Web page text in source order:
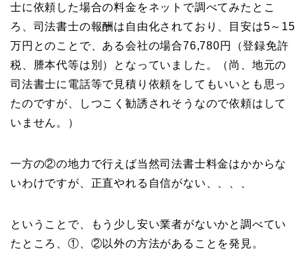
士に依頼した場合の料金をネットで調べてみたとこ
ろ、司法書士の報酬は自由化されており、目安は5～15
万円とのことで、ある会社の場合76,780円（登録免許
税、謄本代等は別）となっていました。（尚、地元の
司法書士に電話等で見積り依頼をしてもいいとも思っ
たのですが、しつこく勧誘されそうなので依頼はして
いません。）
一方の②の地力で行えば当然司法書士料金はかからな
いわけですが、正直やれる自信がない、、、、
ということで、もう少し安い業者がないかと調べてい
たところ、①、②以外の方法があることを発見。